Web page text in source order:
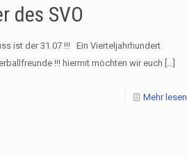
des SVO
ist der 31.07 !!! Ein Vierteljahrhundert
!!! hiermit möchten wir euch […]
Mehr lesen